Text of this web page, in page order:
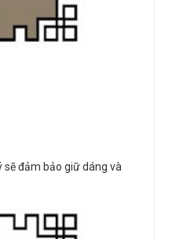
sẽ đảm bảo giữ dáng và